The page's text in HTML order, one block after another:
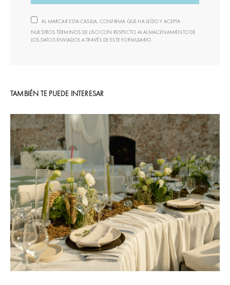
AL MARCAR ESTA CASILLA, CONFIRMA QUE HA LEÍDO Y ACEPTA
NUESTROS TÉRMINOS DE USO CON RESPECTO AL ALMACENAMIENTO DE
LOS DATOS ENVIADOS A TRAVÉS DE ESTE FORMULARIO.
TAMBIÉN TE PUEDE INTERESAR